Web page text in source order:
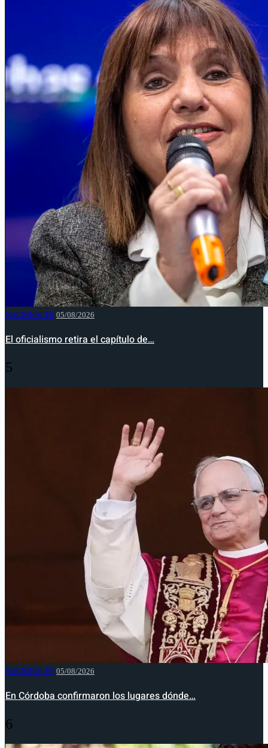
NACIONALES 05/08/2026
El oficialismo retira el capítulo de…
5
NACIONALES 05/08/2026
En Córdoba confirmaron los lugares dónde…
6